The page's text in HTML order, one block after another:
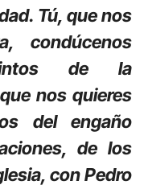
Tú, que nos
condúcenos
de la
nos quieres
del engaño
de los
con Pedro